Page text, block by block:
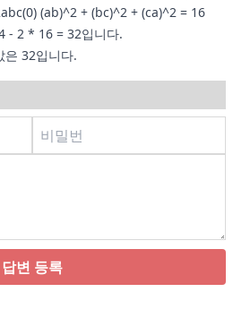
(ab)^2 + (bc)^2 + (ca)^2 = 16
- 2 * 16 = 32입니다.
32입니다.
답변 등록